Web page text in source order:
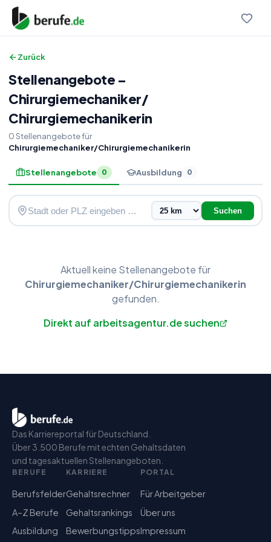
Zurück
Stellenangebote –
Chirurgiemechaniker/
Chirurgiemechanikerin
0Stellenangebotefür
Chirurgiemechaniker/Chirurgiemechanikerin
Stellenangebote 0 Ausbildung 0
Suchen
Aktuell keine Stellenangebote für
Chirurgiemechaniker/Chirurgiemechanikerin
gefunden.
Direkt auf arbeitsagentur.de suchen
Das Karriereportal für Deutschland.
Über 3.500 Berufe mit echten Gehaltsdaten
und tagesaktuellen Stellenangeboten.
BERUFE
Berufsfelder
A–Z Berufe
Ausbildung
KARRIERE
Gehaltsrechner
Gehaltsrankings
Bewerbungstipps
PORTAL
Für Arbeitgeber
Über uns
Impressum